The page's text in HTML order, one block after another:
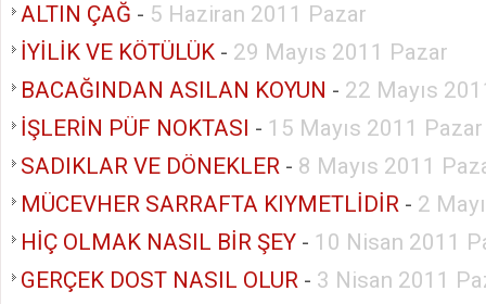
ALTIN ÇAĞ - 5 Haziran 2011 Pazar
İYİLİK VE KÖTÜLÜK - 29 Mayıs 2011 Pazar
BACAĞINDAN ASILAN KOYUN - 22 Mayıs
İŞLERİN PÜF NOKTASI - 15 Mayıs 2011 Pazar
SADIKLAR VE DÖNEKLER - 8 Mayıs 2011
MÜCEVHER SARRAFTA KIYMETLİDİR - 2
HİÇ OLMAK NASIL BİR ŞEY - 10 Nisan 2011
GERÇEK DOST NASIL OLUR - 3 Nisan 2011